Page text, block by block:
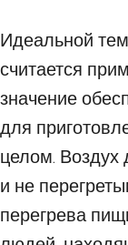
Идеальной
считается
значение
для
целом. Воздух
и не
перегрева